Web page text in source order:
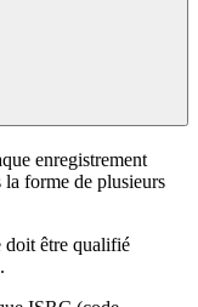
enregistrement
forme de plusieurs
doit être qualifié